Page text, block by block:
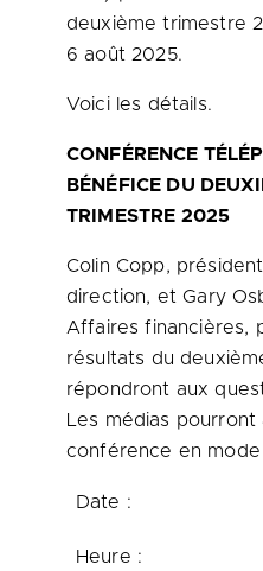
deuxième trimestre
6 août 2025.
Voici les détails.
CONFÉRENCE
BÉNÉFICE DU
TRIMESTRE 2025
Colin Copp,
direction, et Gary
Affaires financières,
résultats du
répondront aux
Les médias
conférence en
Date :
Heure :